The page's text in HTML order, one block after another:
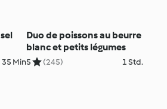
35 Min
Duo de poissons au beurre
blanc et petits légumes
5 (245) 1 Std.